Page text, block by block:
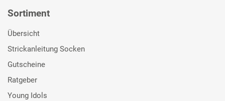
Sortiment
Übersicht
Strickanleitung Socken
Gutscheine
Ratgeber
Young Idols